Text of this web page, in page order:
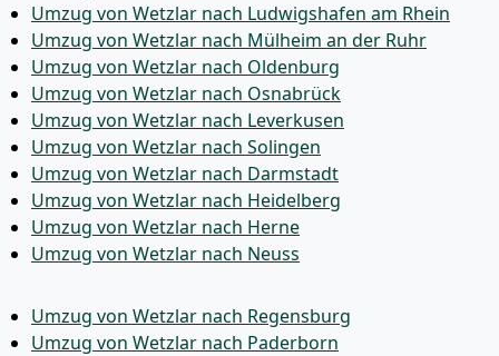
Umzug von Wetzlar nach Ludwigshafen am Rhein
Umzug von Wetzlar nach Mülheim an der Ruhr
Umzug von Wetzlar nach Oldenburg
Umzug von Wetzlar nach Osnabrück
Umzug von Wetzlar nach Leverkusen
Umzug von Wetzlar nach Solingen
Umzug von Wetzlar nach Darmstadt
Umzug von Wetzlar nach Heidelberg
Umzug von Wetzlar nach Herne
Umzug von Wetzlar nach Neuss
Umzug von Wetzlar nach Regensburg
Umzug von Wetzlar nach Paderborn